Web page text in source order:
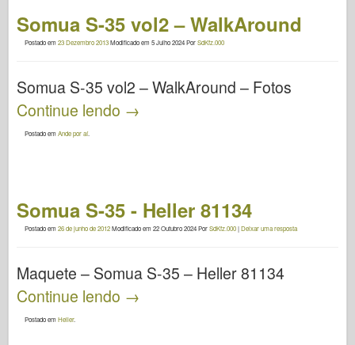
Somua S-35 vol2 – WalkAround
Postado em 23 Dezembro 2013Modificado em 5 Julho 2024PorSdKfz.000
Somua S-35 vol2 – WalkAround – Fotos
Continue lendo →
Postado em Ande por aí
Somua S-35 - Heller 81134
Postado em 26 de junho de 2012Modificado em 22 Outubro 2024PorSdKfz.000|Deixar uma resposta
Maquete – Somua S-35 – Heller 81134
Continue lendo →
Postado em Heller.